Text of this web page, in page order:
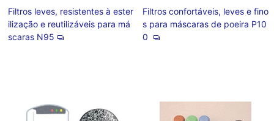
Filtros leves, resistentes à ester
ilização e reutilizáveis para má
scaras N95
Filtros confortáveis, leves e fino
s para máscaras de poeira P10
0